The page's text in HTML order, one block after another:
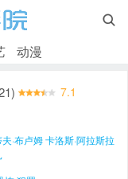

动漫
7.1
·布卢姆卡洛斯·阿拉斯拉